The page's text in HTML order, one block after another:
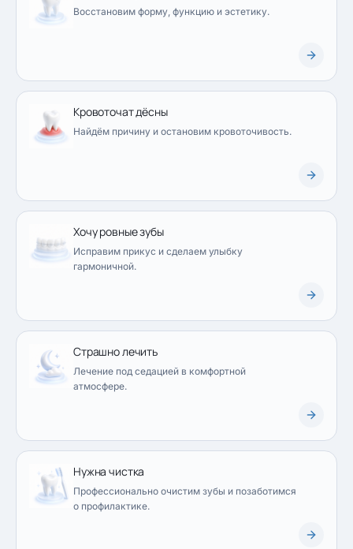
Восстановим форму, функцию и эстетику.
Кровоточат дёсны
Найдём причину и остановим кровоточивость.
Хочу ровные зубы
Исправим прикус и сделаем улыбку
гармоничной.
Страшно лечить
Лечение под седацией в комфортной
атмосфере.
Нужна чистка
Профессионально очистим зубы и позаботимся
о профилактике.